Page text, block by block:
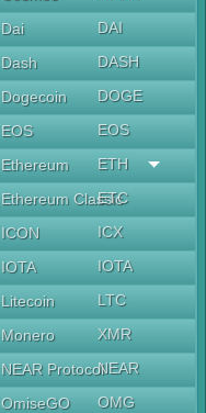
Dai
DAI
Dash
DASH
Dogecoin
DOGE
EOS
EOS
Ethereum
ETH
Ethereum Classic
ETC
ICON
ICX
IOTA
IOTA
Litecoin
LTC
Monero
XMR
NEAR ProtocolNEAR
OmiseGO
OMG